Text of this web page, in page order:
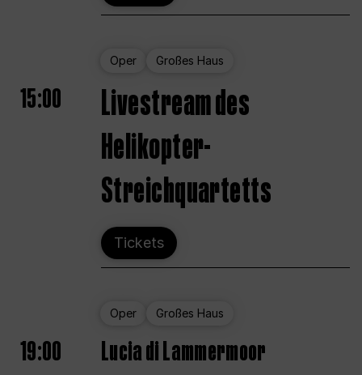
Oper Großes Haus
15:00
Livestream des
Helikopter-
Streichquartetts
Tickets
Oper Großes Haus
19:00 Lucia di Lammermoor